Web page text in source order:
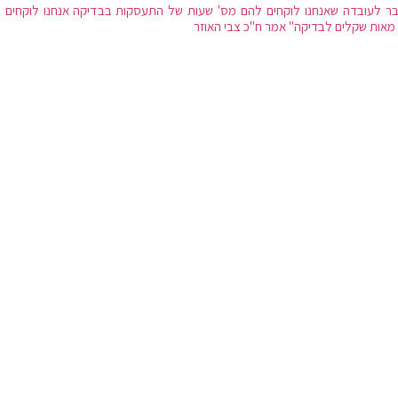
לעובדה שאנחנו לוקחים להם מס' שעות של התעסקות בבדיקה אנחנו
שקלים לבדיקה" אמר ח"כ צבי האוזר